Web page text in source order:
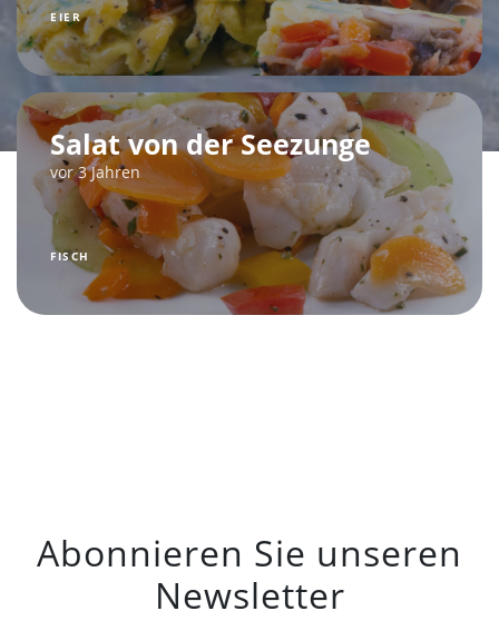
EIER
Salat von der Seezunge
vor 3 Jahren
FISCH
Abonnieren Sie unseren
Newsletter